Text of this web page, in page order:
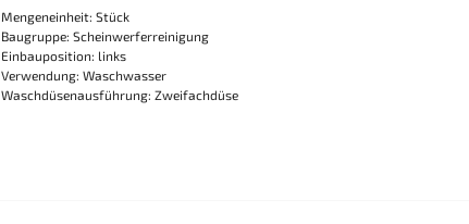
Mengeneinheit: Stück
Baugruppe: Scheinwerferreinigung
Einbauposition: links
Verwendung: Waschwasser
Waschdüsenausführung: Zweifachdüse